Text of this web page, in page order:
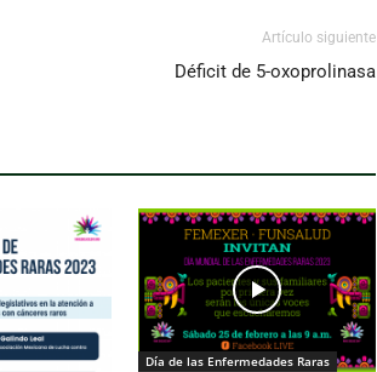
Artículo siguiente
Déficit de 5-oxoprolinasa
Día de las Enfermedades Raras